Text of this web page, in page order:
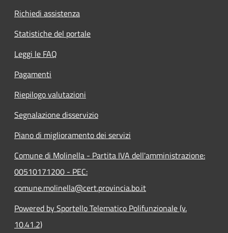
Richiedi assistenza
Statistiche del portale
Leggi le FAQ
Pagamenti
Riepilogo valutazioni
Segnalazione disservizio
Piano di miglioramento dei servizi
Comune di Molinella - Partita IVA dell'amministrazione:
00510171200 - PEC:
comune.molinella@cert.provincia.bo.it
Powered by Sportello Telematico Polifunzionale (v.
10.41.2)